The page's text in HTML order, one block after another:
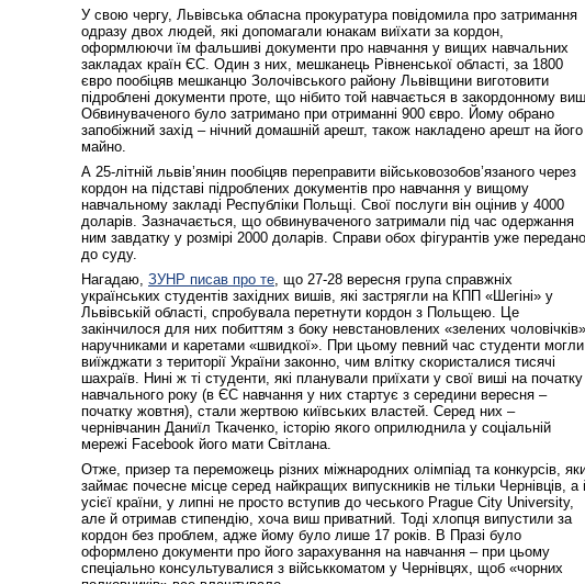
У свою чергу, Львівська обласна прокуратура повідомила про затримання
одразу двох людей, які допомагали юнакам виїхати за кордон,
оформлюючи їм фальшиві документи про навчання у вищих навчальних
закладах країн ЄС. Один з них, мешканець Рівненської області, за 1800
євро пообіцяв мешканцю Золочівського району Львівщини виготовити
підроблені документи проте, що нібито той навчається в закордонному
Обвинуваченого було затримано при отриманні 900 євро. Йому обрано
запобіжний захід – нічний домашній арешт, також накладено арешт на його
майно.
А 25-літній львів’янин пообіцяв переправити військовозобов’язаного через
кордон на підставі підроблених документів про навчання у вищому
навчальному закладі Республіки Польщі. Свої послуги він оцінив у 4000
доларів. Зазначається, що обвинуваченого затримали під час одержання
ним завдатку у розмірі 2000 доларів. Справи обох фігурантів уже передано
до суду.
Нагадаю, ЗУНР писав про те, що 27-28 вересня група справжніх
українських студентів західних вишів, які застрягли на КПП «Шегіні» у
Львівській області, спробувала перетнути кордон з Польщею. Це
закінчилося для них побиттям з боку невстановлених «зелених
наручниками и каретами «швидкої». При цьому певний час студенти могли
виїжджати з території України законно, чим влітку скористалися тисячі
шахраїв. Нині ж ті студенти, які планували приїхати у свої виші на початку
навчального року (в ЄС навчання у них стартує з середини вересня –
початку жовтня), стали жертвою київських властей. Серед них –
чернівчанин Даниїл Ткаченко, історію якого оприлюднила у соціальній
мережі Facebook його мати Світлана.
Отже, призер та переможець різних міжнародних олімпіад та конкурсів,
займає почесне місце серед найкращих випускників не тільки Чернівців, а
усієї країни, у липні не просто вступив до чеського Prague City University,
але й отримав стипендію, хоча виш приватний. Тоді хлопця випустили за
кордон без проблем, адже йому було лише 17 років. В Празі було
оформлено документи про його зарахування на навчання – при цьому
спеціально консультувалися з військкоматом у Чернівцях, щоб «чорних